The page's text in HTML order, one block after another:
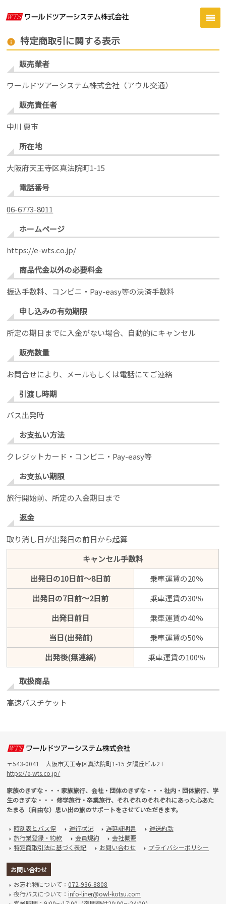
info 特定商取引に関する表示
販売業者
ワールドツアーシステム株式会社（アウル交通）
販売責任者
中川 惠市
所在地
大阪府天王寺区真法院町1-15
電話番号
06-6773-8011
ホームページ
https://e-wts.co.jp/
商品代金以外の必要料金
振込手数料、コンビニ・Pay-easy等の決済手数料
申し込みの有効期限
所定の期日までに入金がない場合、自動的にキャンセル
販売数量
お問合せにより、メールもしくは電話にてご連絡
引渡し時期
バス出発時
お支払い方法
クレジットカード・コンビニ・Pay-easy等
お支払い期限
旅行開始前、所定の入金期日まで
返金
取り消し日が出発日の前日から起算
キャンセル手数料
出発日の10日前～8日前
乗車運賃の20％
出発日の7日前～2日前
乗車運賃の30％
出発日前日
乗車運賃の40％
当日(出発前)
乗車運賃の50％
出発後(無連絡)
乗車運賃の100％
取扱商品
高速バスチケット
〒543-0041 大阪市天王寺区真法院町1-15 夕陽丘ビル2Ｆ
https://e-wts.co.jp/
家族のきずな・・・家族旅行、会社・団体のきずな・・・社内・団体旅行、学
生のきずな・・・ 修学旅行・卒業旅行、それぞれのそれぞれにあった心あた
たまる（自由な）思い出の旅のサポートをさせていただきます。
arrow_right 時刻表とバス停 arrow_right 運行状況 arrow_right遅延証明書 arrow_right 運送約款
arrow_right旅行業登録・約款 arrow_right 会員規約 arrow_right会社概要
arrow_right特定商取引法に基づく表記 arrow_right お問い合わせ arrow_right プライバシーポリシー
お問い合わせ
arrow_right お忘れ物について： 072-936-8808
arrow_right夜行バスについて： info-liner@owl-kotsu.com